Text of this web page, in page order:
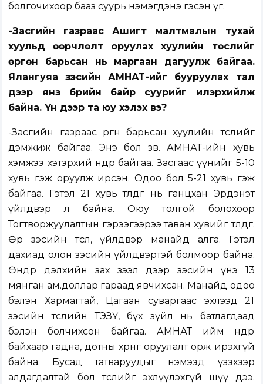
болгочихоор бааз суурь нэмэгдэнэ гэсэн үг.
-Засгийн газраас Ашигт малтмалын тухай
хуульд өөрчлөлт оруулах хуулийн төслийг
өргөн барьсан нь маргаан дагуулж байгаа.
Ялангуяа зэсийн АМНАТ-ийг бууруулах тал
дээр янз бүрийн байр суурийг илэрхийлж
байна. Үүн дээр та юу хэлэх вэ?
-Засгийн газраас өргөн барьсан хуулийн төслийг
дэмжиж байгаа. Энэ бол зөв. АМНАТ-ийн хувь
хэмжээ хэтэрхий өндөр байгаа. Засгаас үүнийг 5-10
хувь гэж оруулж ирсэн. Одоо бол 5-21 хувь гэж
байгаа. Гэтэл 21 хувь төлдөг нь ганцхан Эрдэнэт
үйлдвэр л байна. Оюу толгой болохоор
Тогтворжуулалтын гэрээгээрээ таван хувийг төлдөг.
Өөр зэсийн төсөл, үйлдвэр манайд алга. Гэтэл
дахиад олон зэсийн үйлдвэртэй болмоор байна.
Өнөөдөр дэлхийн зах зээл дээр зэсийн үнэ 13
мянган ам.доллар гараад явчихсан. Манайд одоо
бэлэн Хармагтай, Цагаан суваргаас эхлээд 21
зэсийн төслийн ТЭЗҮ, бүх зүйл нь батлагдаад
бэлэн болчихсон байгаа. АМНАТ ийм өндөр
байхаар гадна, дотны хөрөнгө оруулалт орж ирэхгүй
байна. Бусад татваруудыг нэмээд үзэхээр
алдагдалтай бол төслийг эхлүүлэхгүй шүү дээ.